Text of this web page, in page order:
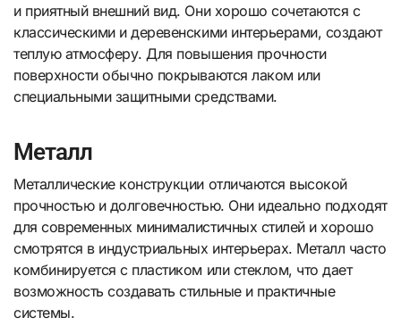
и приятный внешний вид. Они хорошо сочетаются с
классическими и деревенскими интерьерами, создают
теплую атмосферу. Для повышения прочности
поверхности обычно покрываются лаком или
специальными защитными средствами.
Металл
Металлические конструкции отличаются высокой
прочностью и долговечностью. Они идеально подходят
для современных минималистичных стилей и хорошо
смотрятся в индустриальных интерьерах. Металл часто
комбинируется с пластиком или стеклом, что дает
возможность создавать стильные и практичные
системы.